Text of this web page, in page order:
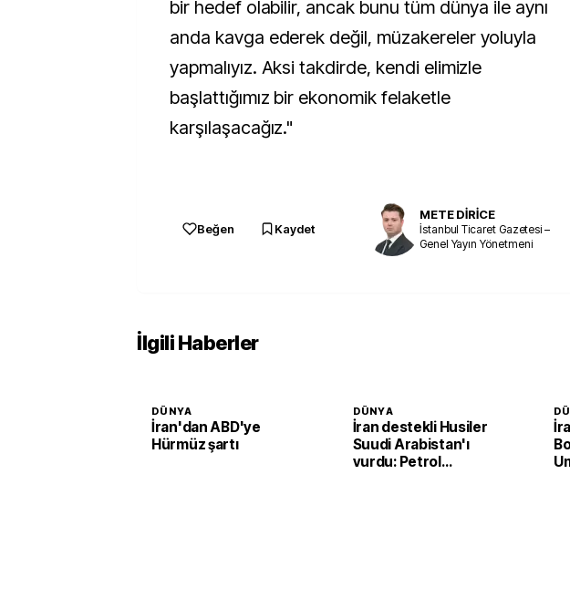
bir hedef olabilir, ancak bunu tüm dünya ile aynı
anda kavga ederek değil, müzakereler yoluyla
yapmalıyız. Aksi takdirde, kendi elimizle
başlattığımız bir ekonomik felaketle
karşılaşacağız."
Beğen Kaydet
METE DİRİCE
İstanbul Ticaret Gazetesi –
Genel Yayın Yönetmeni
İlgili Haberler
DÜNYA
İran'dan ABD'ye
Hürmüz şartı
DÜNYA
İran destekli Husiler
Suudi Arabistan'ı
vurdu: Petrol